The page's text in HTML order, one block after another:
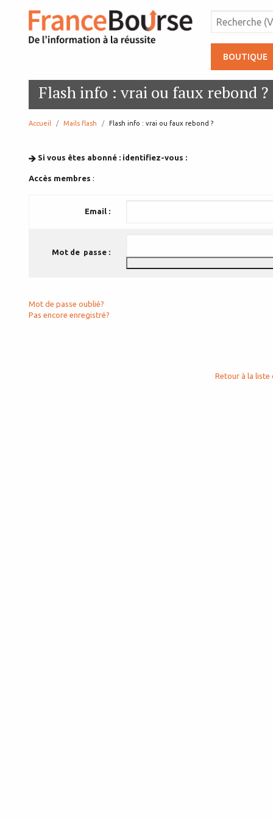
BOUTIQUE
Flash info : vrai ou faux rebond ?
Accueil Mails flash page:
Flash info : vrai ou faux rebond ?
Si vous êtes abonné : identifiez-vous :
Accès membres :
Email :
Mot de passe :
Mot de passe oublié?
Pas encore enregistré?
Retour à la liste